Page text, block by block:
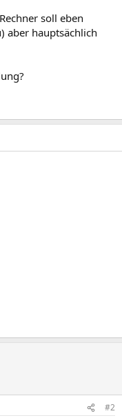
soll eben
aber hauptsächlich
#2